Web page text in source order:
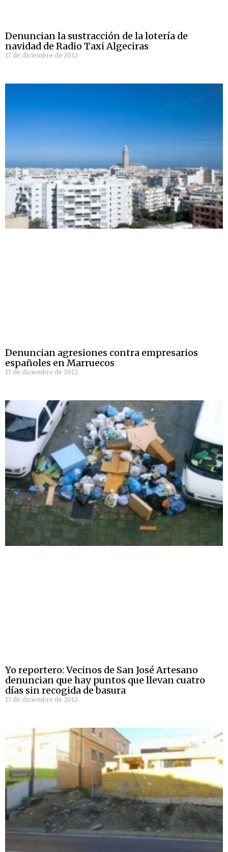
Denuncian la sustracción de la lotería de
navidad de Radio Taxi Algeciras
17 de diciembre de 2012
Denuncian agresiones contra empresarios
españoles en Marruecos
17 de diciembre de 2012
Yo reportero: Vecinos de San José Artesano
denuncian que hay puntos que llevan cuatro
días sin recogida de basura
17 de diciembre de 2012